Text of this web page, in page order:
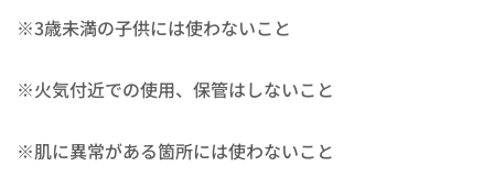
※3歳未満の子供には使わないこと
※火気付近での使用、保管はしないこと
※肌に異常がある箇所には使わないこと